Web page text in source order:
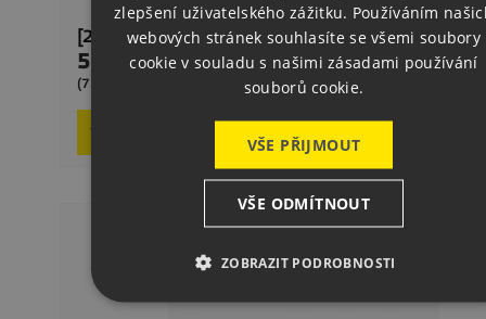
[2-000915.6] Speciální Nabídka CleanBasic 6 × 5
Cena
5 820,00 Kč
(7042,20 Kč s DPH)
GERMAN
zlepšení uživatelského zážitku. Používáním
webových stránek souhlasíte se všemi soubory
cookie v souladu s našimi zásadami používání
souborů cookie.
VŠE PŘIJMOUT
VŠE ODMÍTNOUT
ZOBRAZIT PODROBNOSTI